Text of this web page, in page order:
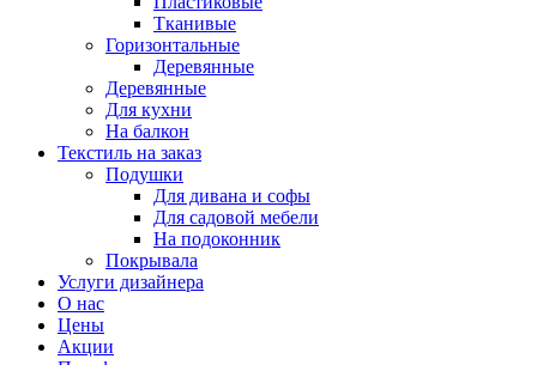
Тканивые
Горизонтальные
Деревянные
Деревянные
Для кухни
На балкон
Текстиль на заказ
Подушки
Для дивана и софы
Для садовой мебели
На подоконник
Покрывала
Услуги дизайнера
О нас
Цены
Акции